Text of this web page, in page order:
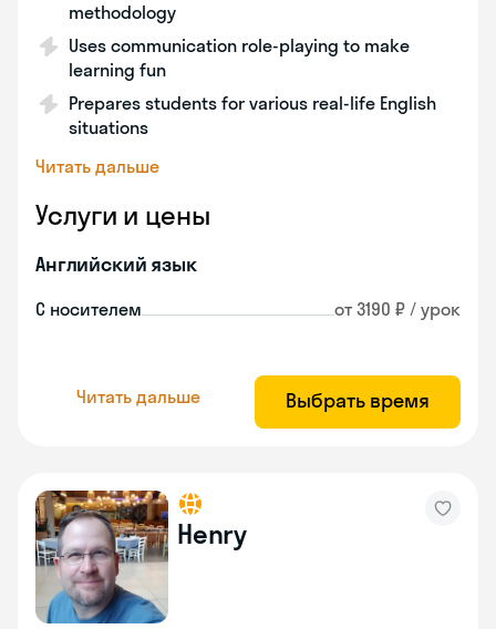
methodology
Uses communication role-playing to make
learning fun
Prepares students for various real-life English
situations
Читать дальше
Услуги и цены
Английский язык
С носителем от 3190 ₽ / урок
Читать дальше Выбрать время
Henry